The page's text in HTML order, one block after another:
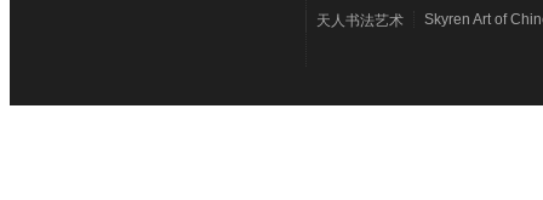
天人书法艺术 Skyren Art of